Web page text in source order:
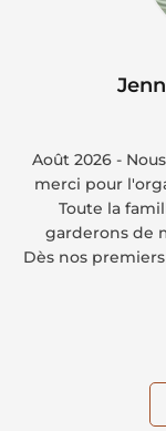
Août 2026 -
merci pour
Toute la
garderons de
Dès nos
vous avez
Nous nous